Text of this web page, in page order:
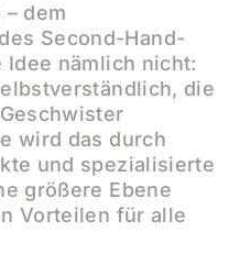
dem
Second-Hand-
Idee nämlich nicht:
die
wird das durch
und spezialisierte
größere Ebene
Vorteilen für alle